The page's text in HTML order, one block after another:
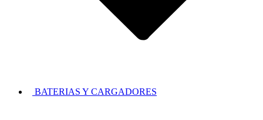
BATERIAS Y CARGADORES